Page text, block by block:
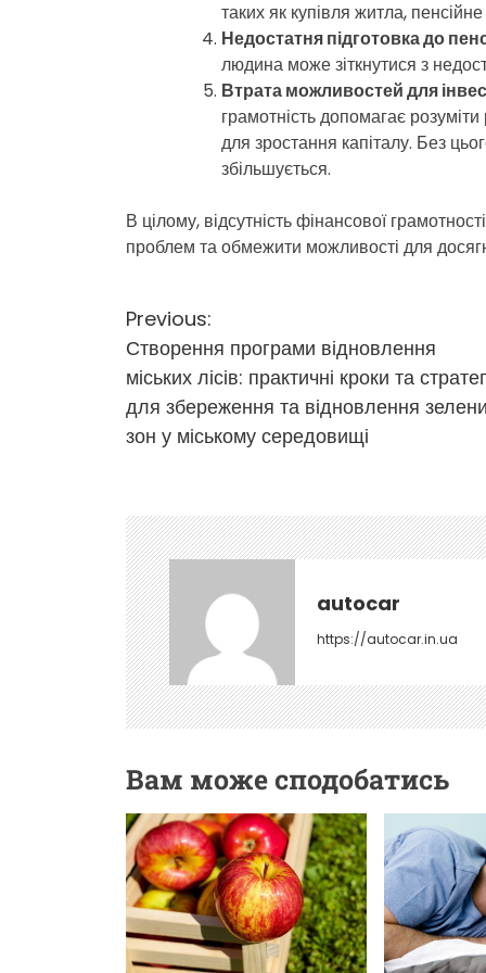
таких як купівля житла,
Недостатня підготовка до
людина може зіткнутися з
Втрата можливостей для
грамотність допомагає
для зростання капіталу. Без
збільшується.
В цілому, відсутність фінансової
проблем та обмежити можливості для
Н
а
в
і
а
ц
і
я
з
а
п
и
с
і
в
Previous:
Створення програми відновлення
міських лісів: практичні кроки та
для збереження та відновлення
зон у міському середовищі
autocar
https://autocar.in.ua
Вам може сподобатись